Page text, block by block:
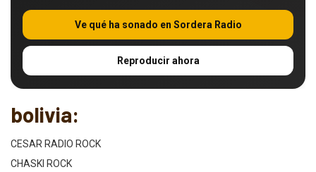
Ve qué ha sonado en Sordera Radio
Reproducir ahora
bolivia:
CESAR RADIO ROCK
CHASKI ROCK